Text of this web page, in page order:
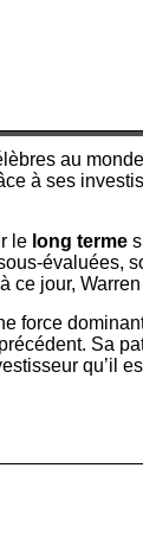
au
à ses
le long terme
évaluées,
ce jour,
force
Sa
qu’il